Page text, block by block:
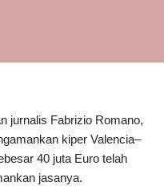
jurnalis Fabrizio Romano,
kiper Valencia–
40 juta Euro telah
jasanya.